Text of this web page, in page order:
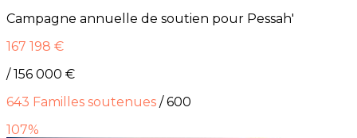
Campagne annuelle de soutien pour Pessah'
167 198 €
/ 156 000 €
643 Familles soutenues / 600
107%